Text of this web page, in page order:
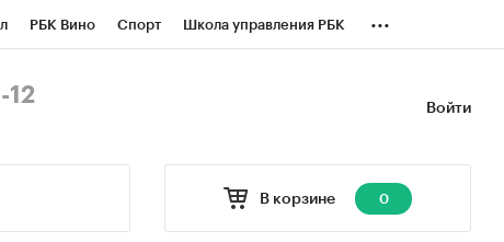
РБК Вино Спорт Школа управления РБК ...
Войти
12
В корзине 0